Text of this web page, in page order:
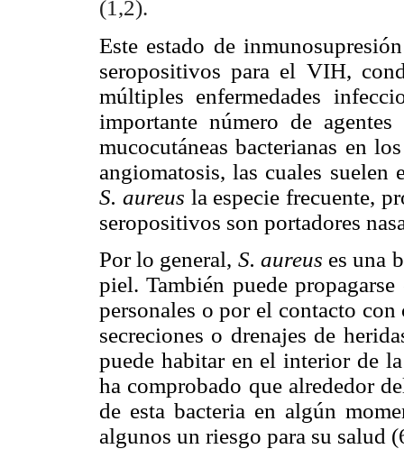
(1,2).
Este estado de
seropositivos para el VIH,
múltiples enfermedades
importante número de
mucocutáneas bacterianas en
angiomatosis, las cuales suelen
S. aureus la especie frecuente,
seropositivos son portadores
Por lo general, S. aureus es una
piel. También puede
personales o por el contacto
secreciones o drenajes de
puede habitar en el interior de
ha comprobado que alrededor
de esta bacteria en algún
algunos un riesgo para su salud